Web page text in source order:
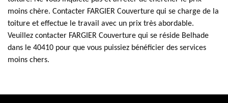
moins chère. Contacter FARGIER Couverture qui se charge de la
toiture et effectue le travail avec un prix très abordable.
Veuillez contacter FARGIER Couverture qui se réside Belhade
dans le 40410 pour que vous puissiez bénéficier des services
moins chers.